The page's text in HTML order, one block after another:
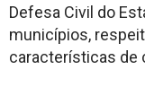
Defesa Civil do
municípios,
características de